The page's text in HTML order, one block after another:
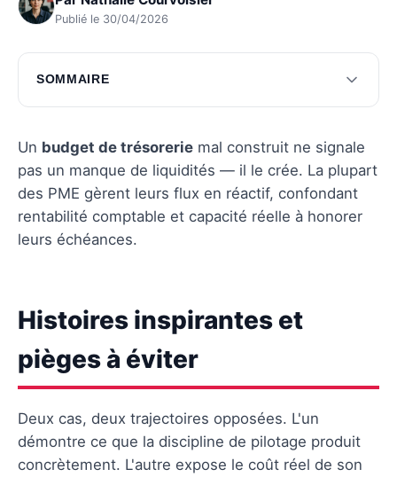
Publié le 30/04/2026
SOMMAIRE
Histoires inspirantes et pièges à éviter
Solutions pratiques pour les PME
Questions fréquentes
Un budget de trésorerie mal construit ne signale
pas un manque de liquidités — il le crée. La plupart
des PME gèrent leurs flux en réactif, confondant
rentabilité comptable et capacité réelle à honorer
leurs échéances.
Histoires inspirantes et
pièges à éviter
Deux cas, deux trajectoires opposées. L'un
démontre ce que la discipline de pilotage produit
concrètement. L'autre expose le coût réel de son